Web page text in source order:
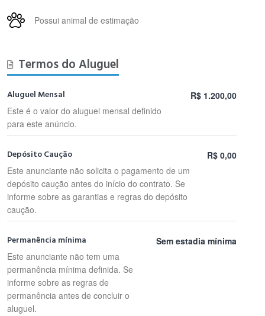
Possui animal de estimação
Termos do Aluguel
Aluguel Mensal
Este é o valor do aluguel mensal definido
para este anúncio.
R$ 1.200,00
Depósito Caução
Este anunciante não solicita o pagamento de um
depósito caução antes do início do contrato. Se
informe sobre as garantias e regras do depósito
caução.
R$ 0,00
Permanência mínima
Este anunciante não tem uma
permanência mínima definida. Se
informe sobre as regras de
permanência antes de concluir o
aluguel.
Sem estadia mínima